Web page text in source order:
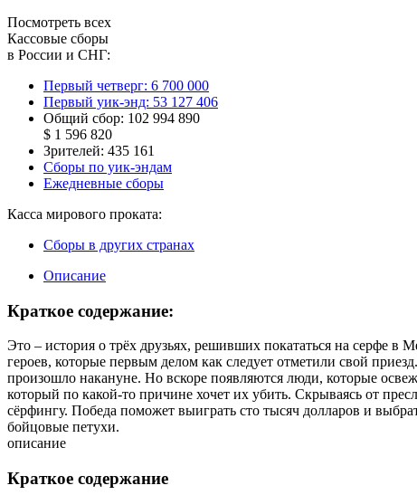
Посмотреть всех
Кассовые сборы
в России и СНГ:
Первый четверг: 6 700 000
Первый уик-энд: 53 127 406
Общий сбор: 102 994 890
$ 1 596 820
Зрителей: 435 161
Сборы по уик-эндам
Ежедневные сборы
Касса мирового проката:
Сборы в других странах
Описание
Краткое содержание:
Это – история о трёх друзьях, решивших покататься на серфе в
героев, которые первым делом как следует отметили свой
произошло накануне. Но вскоре появляются люди, которые
который по какой-то причине хочет их убить. Скрываясь от
сёрфингу. Победа поможет выиграть сто тысяч долларов и
бойцовые петухи.
описание
Краткое содержание